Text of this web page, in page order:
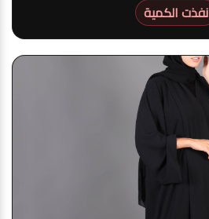
نفذت الكمية